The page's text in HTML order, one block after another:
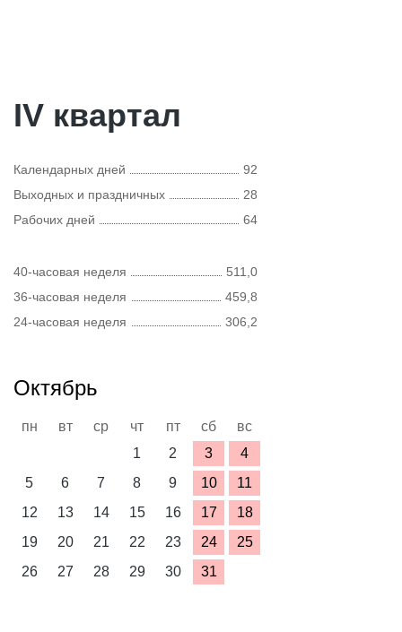
IV квартал
Календарных дней
92
Выходных и праздничных
28
Рабочих дней
64
40-часовая неделя
511,0
36-часовая неделя
459,8
24-часовая неделя
306,2
Октябрь
пн вт ср чт пт сб
вс
1
2 3
4
5
6 7 8 9 10
11
12
13 14 15 16 17
18
19
20 21 22 23 24
25
26
27 28 29 30 31